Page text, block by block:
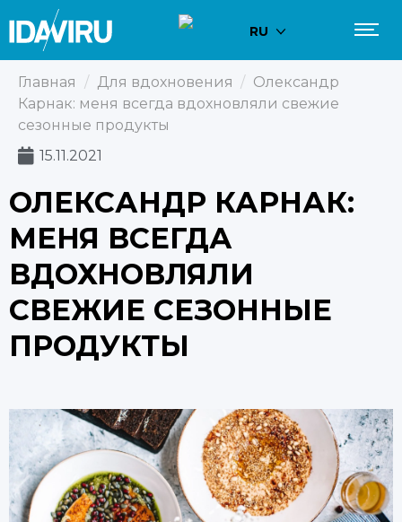
RU
Главная / Для вдохновения / Олександр
Карнак: меня всегда вдохновляли свежие
сезонные продукты
15.11.2021
ОЛЕКСАНДР КАРНАК:
МЕНЯ ВСЕГДА
ВДОХНОВЛЯЛИ
СВЕЖИЕ СЕЗОННЫЕ
ПРОДУКТЫ